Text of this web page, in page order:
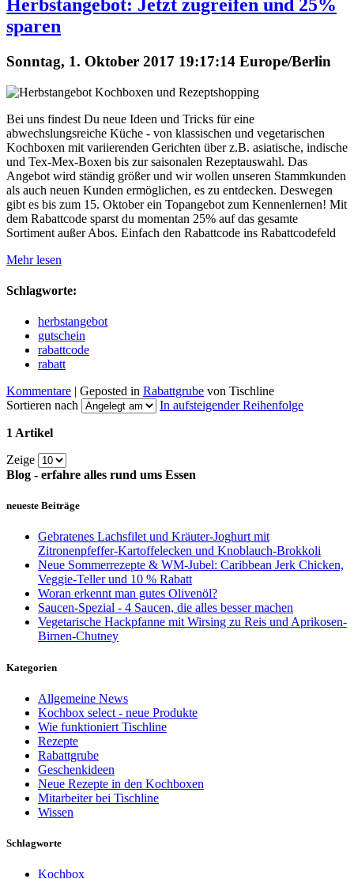
Herbstangebot: Jetzt zugreifen und 25%
sparen
Sonntag, 1. Oktober 2017 19:17:14 Europe/Berlin
Bei uns findest Du neue Ideen und Tricks für eine
abwechslungsreiche Küche - von klassischen und vegetarischen
Kochboxen mit variierenden Gerichten über z.B. asiatische, indische
und Tex-Mex-Boxen bis zur saisonalen Rezeptauswahl. Das
Angebot wird ständig größer und wir wollen unseren Stammkunden
als auch neuen Kunden ermöglichen, es zu entdecken. Deswegen
gibt es bis zum 15. Oktober ein Topangebot zum Kennenlernen! Mit
dem Rabattcode sparst du momentan 25% auf das gesamte
Sortiment außer Abos. Einfach den Rabattcode ins Rabattcodefeld
Mehr lesen
Schlagworte:
herbstangebot
gutschein
rabattcode
rabatt
Kommentare | Geposted in Rabattgrube von Tischline
Sortieren nach
In aufsteigender Reihenfolge
1 Artikel
Zeige
Blog - erfahre alles rund ums Essen
neueste Beiträge
Gebratenes Lachsfilet und Kräuter-Joghurt mit
Zitronenpfeffer-Kartoffelecken und Knoblauch-Brokkoli
Neue Sommerrezepte & WM-Jubel: Caribbean Jerk Chicken,
Veggie-Teller und 10 % Rabatt
Woran erkennt man gutes Olivenöl?
Saucen-Spezial - 4 Saucen, die alles besser machen
Vegetarische Hackpfanne mit Wirsing zu Reis und Aprikosen-
Birnen-Chutney
Kategorien
Allgemeine News
Kochbox select - neue Produkte
Wie funktioniert Tischline
Rezepte
Rabattgrube
Geschenkideen
Neue Rezepte in den Kochboxen
Mitarbeiter bei Tischline
Wissen
Schlagworte
Kochbox